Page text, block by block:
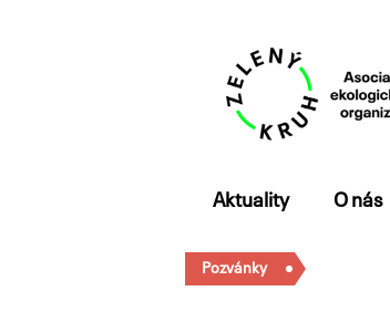
Aktuality O nás
Přejít
obsahu
webu
Pozvánky